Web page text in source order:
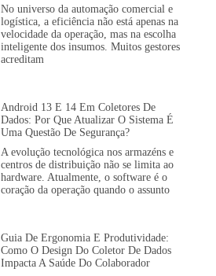
No universo da automação comercial e
logística, a eficiência não está apenas na
velocidade da operação, mas na escolha
inteligente dos insumos. Muitos gestores
acreditam
Android 13 E 14 Em Coletores De
Dados: Por Que Atualizar O Sistema É
Uma Questão De Segurança?
A evolução tecnológica nos armazéns e
centros de distribuição não se limita ao
hardware. Atualmente, o software é o
coração da operação quando o assunto
Guia De Ergonomia E Produtividade:
Como O Design Do Coletor De Dados
Impacta A Saúde Do Colaborador